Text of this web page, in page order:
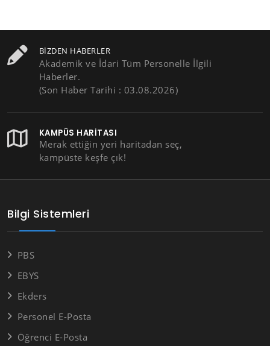
BIZDEN HABERLER
Akademik ve İdari Tüm Personelle İlgili
Haberler.
(Son Haber Tarihi : 03.08.2026)
KAMPÜS HARITASI
Merak ettiğin yeri haritadan seç,
kampüste keşfe çık!
Bilgi Sistemleri
PBS
EBYS
Ekders
Personel E-Posta
Öğrenci E-Posta